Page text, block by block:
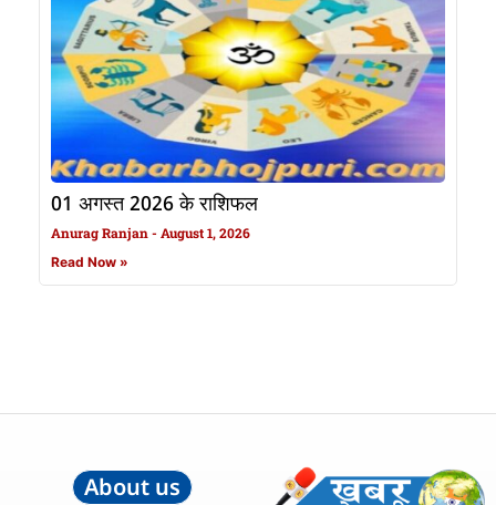
01 अगस्त 2026 के राशिफल
Anurag Ranjan August 1, 2026
Read Now »
About us